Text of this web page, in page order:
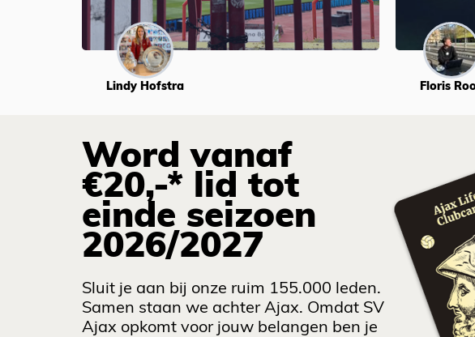
Lindy Hofstra Floris
Word vanaf
€20,-* lid tot
einde seizoen
2026/2027
Sluit je aan bij onze ruim 155.000 leden.
Samen staan we achter Ajax. Omdat SV
Ajax opkomt voor jouw belangen ben je